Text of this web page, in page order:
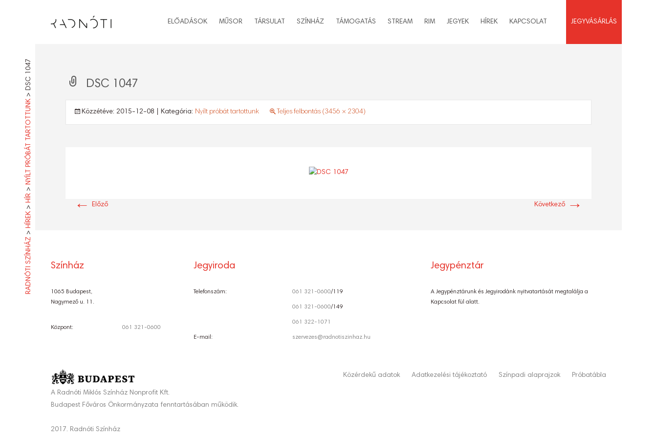
ELŐADÁSOK MŰSOR TÁRSULAT SZÍNHÁZ TÁMOGATÁS STREAM RIM JEGYEK HÍREK KAPCSOLAT JEGYVÁSÁRLÁS
RADNÓTI SZÍNHÁZ
>
HÍREK
>
HÍR
>
NYÍLT PRÓBÁT TARTOTTUNK
>
DSC 1047 DSC 1047
Közzétéve: 2015-12-08 | Kategória: Nyílt próbát tartottunk Teljes felbontás (3456 × 2304)
← Előző Következő →
Színház
1065 Budapest,
Nagymező u. 11.
Központ: 061 321-0600
Jegyiroda
Telefonszám: 061 321-0600/119
061 321-0600/149
061 322-1071
E-mail: szervezes@radnotiszinhaz.hu
Jegypénztár
A Jegypénztárunk és Jegyirodánk nyitvatartását megtalálja a
Kapcsolat fül alatt.
A Radnóti Miklós Színház Nonprofit Kft.
Budapest Főváros Önkormányzata fenntartásában működik.
2017. Radnóti Színház
Közérdekű adatok Adatkezelési tájékoztató Színpadi alaprajzok Próbatábla